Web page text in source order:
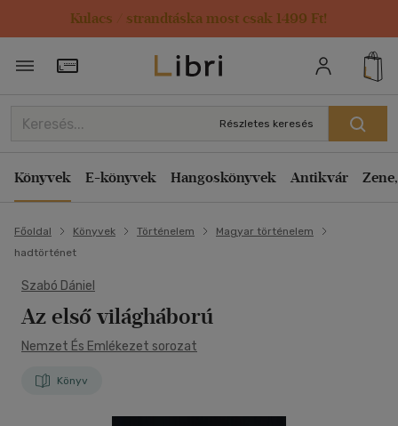
Kulacs / strandtáska most csak 1499 Ft!
Törzsvásárlói Kártya adatai
Részletes keresés
Könyvek E-könyvek Hangoskönyvek Antikvár
Főoldal Könyvek Történelem
Magyar történelem
hadtörténet
Szabó Dániel
Az első világháború
Nemzet És Emlékezet sorozat
Könyv